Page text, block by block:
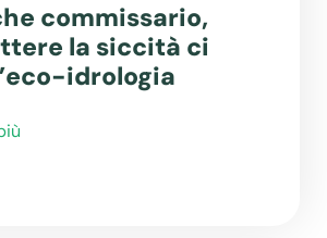
commissario,
la siccità ci
idrologia